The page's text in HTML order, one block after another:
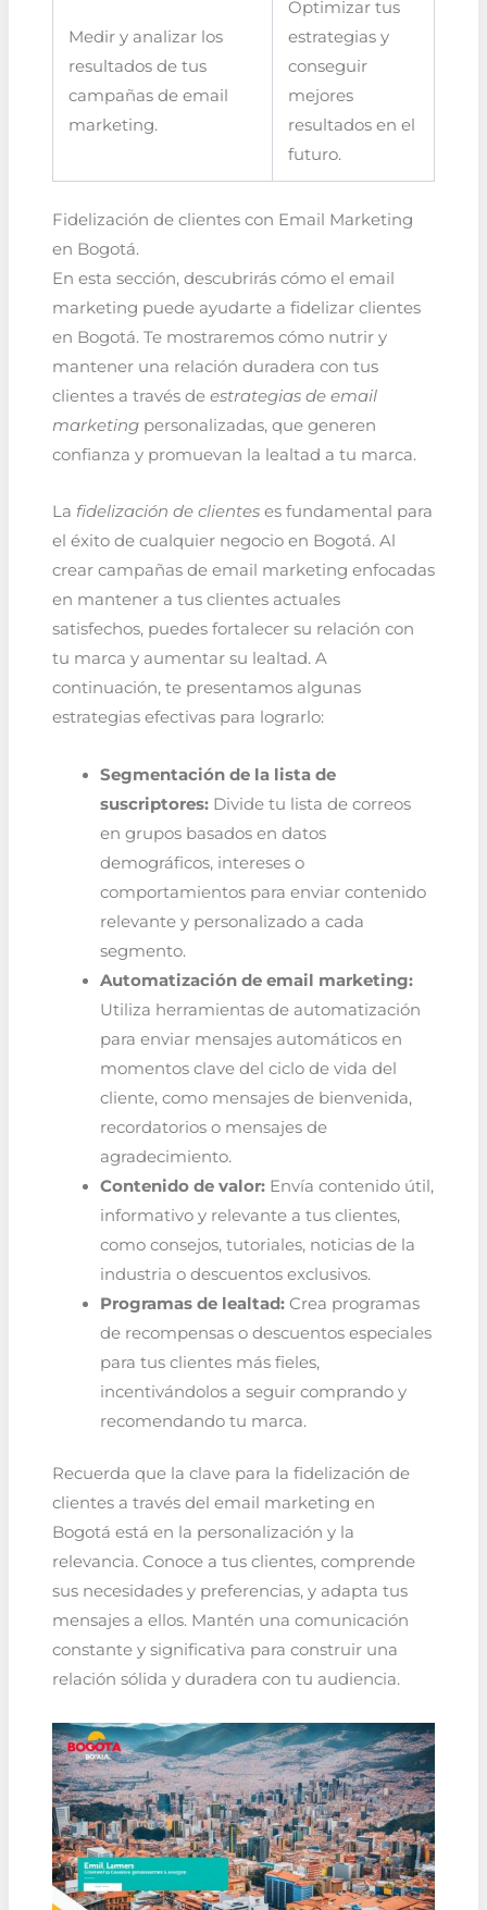
Medir y analizar los
resultados de tus
campañas de email
marketing.
Optimizar tus
estrategias y
conseguir
mejores
resultados en el
futuro.
Fidelización de clientes con Email Marketing
en Bogotá.
En esta sección, descubrirás cómo el email
marketing puede ayudarte a fidelizar clientes
en Bogotá. Te mostraremos cómo nutrir y
mantener una relación duradera con tus
clientes a través de estrategias de email
marketingpersonalizadas, que generen
confianza y promuevan la lealtad a tu marca.
La fidelización de clienteses fundamental para
el éxito de cualquier negocio en Bogotá. Al
crear campañas de email marketing enfocadas
en mantener a tus clientes actuales
satisfechos, puedes fortalecer su relación con
tu marca y aumentar su lealtad. A
continuación, te presentamos algunas
estrategias efectivas para lograrlo:
Segmentación de la lista de
suscriptores:Divide tu lista de correos
en grupos basados en datos
demográficos, intereses o
comportamientos para enviar contenido
relevante y personalizado a cada
segmento.
Automatización de email marketing:
Utiliza herramientas de automatización
para enviar mensajes automáticos en
momentos clave del ciclo de vida del
cliente, como mensajes de bienvenida,
recordatorios o mensajes de
agradecimiento.
Contenido de valor:Envía contenido útil,
informativo y relevante a tus clientes,
como consejos, tutoriales, noticias de la
industria o descuentos exclusivos.
Programas de lealtad:Crea programas
de recompensas o descuentos especiales
para tus clientes más fieles,
incentivándolos a seguir comprando y
recomendando tu marca.
Recuerda que la clave para la fidelización de
clientes a través del email marketing en
Bogotá está en la personalización y la
relevancia. Conoce a tus clientes, comprende
sus necesidades y preferencias, y adapta tus
mensajes a ellos. Mantén una comunicación
constante y significativa para construir una
relación sólida y duradera con tu audiencia.